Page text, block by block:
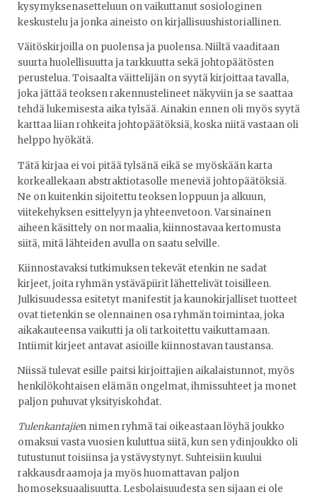
kysymyksenasetteluun on vaikuttanut sosiologinen
keskustelu ja jonka aineisto on kirjallisuushistoriallinen.
Väitöskirjoilla on puolensa ja puolensa. Niiltä vaaditaan
suurta huolellisuutta ja tarkkuutta sekä johtopäätösten
perustelua. Toisaalta väittelijän on syytä kirjoittaa tavalla,
joka jättää teoksen rakennustelineet näkyviin ja se saattaa
tehdä lukemisesta aika tylsää. Ainakin ennen oli myös syytä
karttaa liian rohkeita johtopäätöksiä, koska niitä vastaan oli
helppo hyökätä.
Tätä kirjaa ei voi pitää tylsänä eikä se myöskään karta
korkeallekaan abstraktiotasolle meneviä johtopäätöksiä.
Ne on kuitenkin sijoitettu teoksen loppuun ja alkuun,
viitekehyksen esittelyyn ja yhteenvetoon. Varsinainen
aiheen käsittely on normaalia, kiinnostavaa kertomusta
siitä, mitä lähteiden avulla on saatu selville.
Kiinnostavaksi tutkimuksen tekevät etenkin ne sadat
kirjeet, joita ryhmän ystäväpiirit lähettelivät toisilleen.
Julkisuudessa esitetyt manifestit ja kaunokirjalliset tuotteet
ovat tietenkin se olennainen osa ryhmän toimintaa, joka
aikakauteensa vaikutti ja oli tarkoitettu vaikuttamaan.
Intiimit kirjeet antavat asioille kiinnostavan taustansa.
Niissä tulevat esille paitsi kirjoittajien aikalaistunnot, myös
henkilökohtaisen elämän ongelmat, ihmissuhteet ja monet
paljon puhuvat yksityiskohdat.
Tulenkantajien nimen ryhmä tai oikeastaan löyhä joukko
omaksui vasta vuosien kuluttua siitä, kun sen ydinjoukko oli
tutustunut toisiinsa ja ystävystynyt. Suhteisiin kuului
rakkausdraamoja ja myös huomattavan paljon
homoseksuaalisuutta. Lesbolaisuudesta sen sijaan ei ole